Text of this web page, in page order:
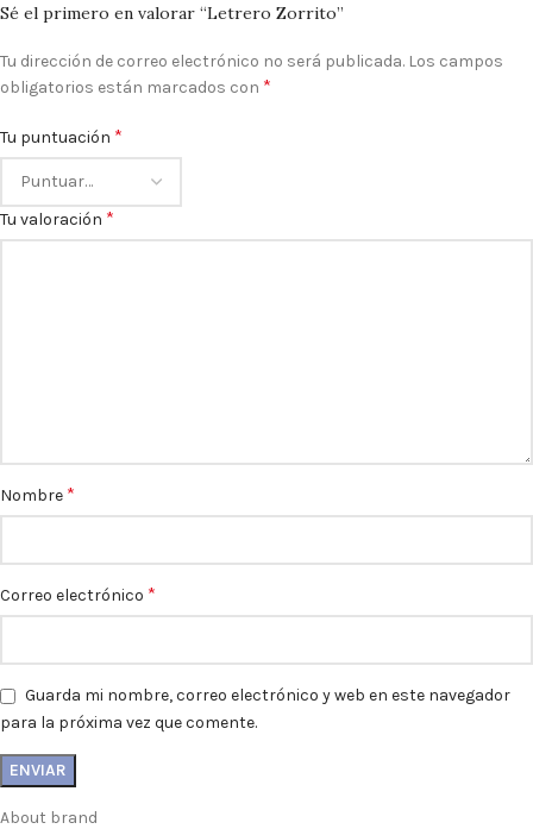
Sé el primero en valorar “Letrero Zorrito”
Tu dirección de correo electrónico no será publicada. Los campos
obligatorios están marcados con *
Tu puntuación *
Tu valoración *
Nombre *
Correo electrónico *
Guarda mi nombre, correo electrónico y web en este navegador
para la próxima vez que comente.
About brand